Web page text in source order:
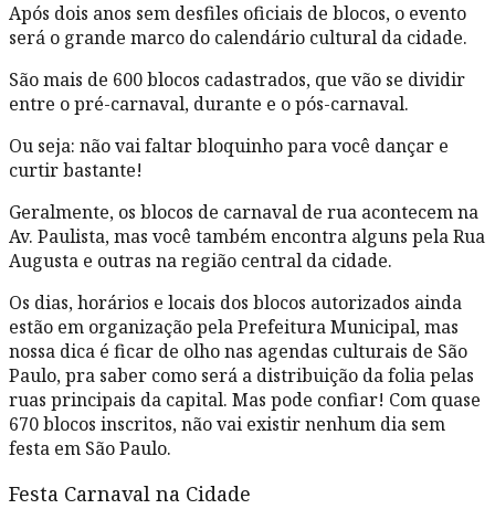
Após dois anos sem desfiles oficiais de blocos, o evento
será o grande marco do calendário cultural da cidade.
São mais de 600 blocos cadastrados, que vão se dividir
entre o pré-carnaval, durante e o pós-carnaval.
Ou seja: não vai faltar bloquinho para você dançar e
curtir bastante!
Geralmente, os blocos de carnaval de rua acontecem na
Av. Paulista, mas você também encontra alguns pela Rua
Augusta e outras na região central da cidade.
Os dias, horários e locais dos blocos autorizados ainda
estão em organização pela Prefeitura Municipal, mas
nossa dica é ficar de olho nas agendas culturais de São
Paulo, pra saber como será a distribuição da folia pelas
ruas principais da capital. Mas pode confiar! Com quase
670 blocos inscritos, não vai existir nenhum dia sem
festa em São Paulo.
Festa Carnaval na Cidade